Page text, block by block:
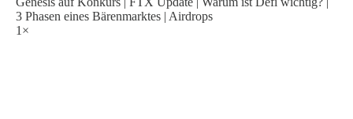
3 Phasen eines Bärenmarktes | Airdrops
1×